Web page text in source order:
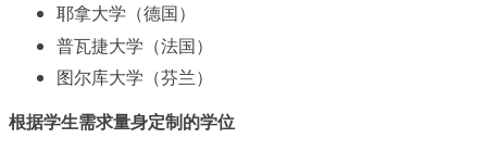
耶拿大学（德国）
普瓦捷大学（法国）
图尔库大学（芬兰）
根据学生需求量身定制的学位